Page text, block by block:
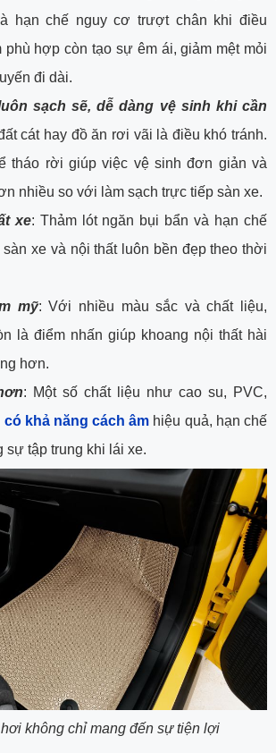
hạn chế nguy cơ trượt chân khi điều
phù hợp còn tạo sự êm ái, giảm mệt mỏi
đi dài.
sạch sẽ, dễ dàng vệ sinh khi cần
cát hay đồ ăn rơi vãi là điều khó tránh.
tháo rời giúp việc vệ sinh đơn giản và
nhiều so với làm sạch trực tiếp sàn xe.
xe: Thảm lót ngăn bụi bẩn và hạn chế
xe và nội thất luôn bền đẹp theo thời
mỹ: Với nhiều màu sắc và chất liệu,
là điểm nhấn giúp khoang nội thất hài
hơn.
: Một số chất liệu như cao su, PVC,
có khả năng cách âm hiệu quả, hạn chế
sự tập trung khi lái xe.
không chỉ mang đến sự tiện lợi